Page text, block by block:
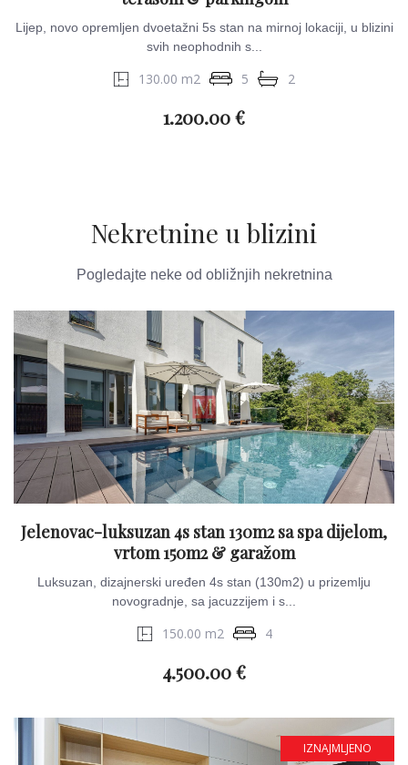
Lijep, novo opremljen dvoetažni 5s stan na mirnoj lokaciji, u blizini
svih neophodnih s...
130.00 m2 5 2
1.200.00 €
Nekretnine u blizini
Pogledajte neke od obližnjih nekretnina
Jelenovac-luksuzan 4s stan 130m2 sa spa dijelom,
vrtom 150m2 & garažom
Luksuzan, dizajnerski uređen 4s stan (130m2) u prizemlju
novogradnje, sa jacuzzijem i s...
150.00 m2 4
4.500.00 €
IZNAJMLJENO